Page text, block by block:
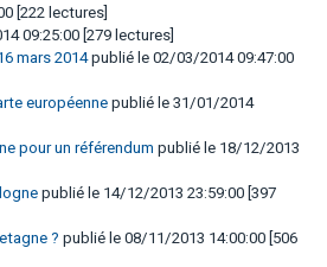
[222 lectures]
09:25:00 [279 lectures]
mars 2014publié le 02/03/2014 09:47:00
européenne publié le 31/01/2014
pour un référendum publié le 18/12/2013
publié le 14/12/2013 23:59:00 [397
? publié le 08/11/2013 14:00:00 [506